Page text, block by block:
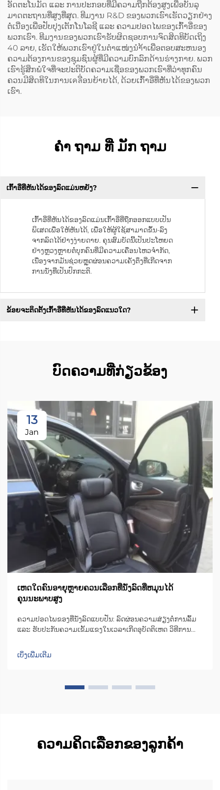
ອັດຕະໂນມັດ ແລະ ການປະກອບທີ່ມີຄວາມຖືກຕ້ອງສູງເພື່ອບັນລຸ
ມາດຕະຖານທີ່ສູງທີ່ສຸດ. ທີມງານ R&D ຂອງພວກເຮົາເຮັດວຽກຢ່າງ
ຕໍ່ເນື່ອງເພື່ອປັບປຸງເຕັກໂນໂລຊີ ແລະ ຄວາມປອດໄພຂອງເກົ້າອີ່ຂອງ
ພວກເຮົາ. ທີມງານຂອງພວກເຮົາຮັບຜິດຊອບການຈົດສິດທິບັດເຖິງ
40 ລາຍ, ເຮັດໃຫ້ພວກເຮົາຢູ່ໃນຕຳແໜ່ງນຳ້້າເພື່ອຕອບສະຫນອງ
ຄວາມຕ້ອງການຂອງຊຸມຊົນຜູ້ທີ່ມີຄວາມບົກລົກດ້ານຮ່າງກາຍ. ພວກ
ເຮົາຮູ້ສຶກພໍໃຈທີ່ຈະປະຕິບັດຄວາມເຊື່ອຂອງພວກເຮົາທີ່ວ່າທຸກຄົນ
ຄວນມີສິດທິໃນການເคลື່ອນຍ້າຍໄດ້, ດ້ວຍເກົ້າອີ່ທີ່ຫັນໄດ້ຂອງພວກ
ເຮົາ.
ຄໍາ ຖາມ ທີ່ ມັກ ຖາມ
ເກົ້າອີ່ທີ່ຫັນໄດ້ຂອງລົດແມ່ນຫຍັງ?
ເກົ້າອີ່ທີ່ຫັນໄດ້ຂອງລົດແມ່ນເກົ້າອີ່ທີ່ຖືກອອກແບບເປັນ
ພິເສດເພື່ອໃຫ້ຫັນໄດ້, ເພື່ອໃຫ້ຜູ້ໃຊ້ສາມາດຂຶ້ນ-ລົງ
ຈາກລົດໄດ້ຢ່າງງ່າຍດາຍ. ຄຸນສົມບັດນີ້ເປັນປະໂຫຍດ
ຢ່າງຫຼວງຫຼາຍຕໍ່ບຸກຄົນທີ່ມີຄວາມເຄື່ອນໄຫວຈຳກັດ,
ເນື່ອງຈາກມັນຊ່ວຍຫຼຸດຜ່ອນຄວາມເຄັ່ງຕຶງທີ່ເກີດຈາກ
ການນັ່ງທີ່ເປັນປົກກະຕິ.
ຂ້ອຍຈະຕິດຕັ້ງເກົ້າອີ່ທີ່ຫັນໄດ້ຂອງລົດແນວໃດ?
ບົດຄວາມທີ່ກ່ຽວຂ້ອງ
13
Jan
ເຫດໃດຄົນອາຍຸຫຼາຍຄວນເລືອກທີ່ນັ່ງລົດທີ່ຫມຸນໄດ້
ຄຸນນະພາບສູງ
ຄວາມປອດໄພຂອງທີ່ນັ່ງລົດແບບປັ່ນ: ລົດຜ່ອນຄວາມສ່ຽງຕໍ່ການລົ້ມ
ແລະ ຮັບປະກັນຄວາມເຂັ້ມແຂງໃນເວລາເກີດອຸບັດຕິເຫດ ວິທີການ
ການຍ້າຍຕົວ ເກົ້າອີ້ຫຼືທີ່ນັ່ງມີເຄື່ອງຈັກທີ່ສາມາດປັ່ນໄດ້ເປັນພິເສດ ເຊິ່ງ
ຊ່ວຍປັ່ນທີ່ນັ່ງໄປ 90 ອົງສາໄປທາງດ້ານປະຕູລົດ ເພື່ອໃຫ້ຜູ້ໃຊ້...
ເບິ່ງເພີ່ມເຕີມ
ຄວາມຄິດເລືອກຂອງລູກຄ້າ